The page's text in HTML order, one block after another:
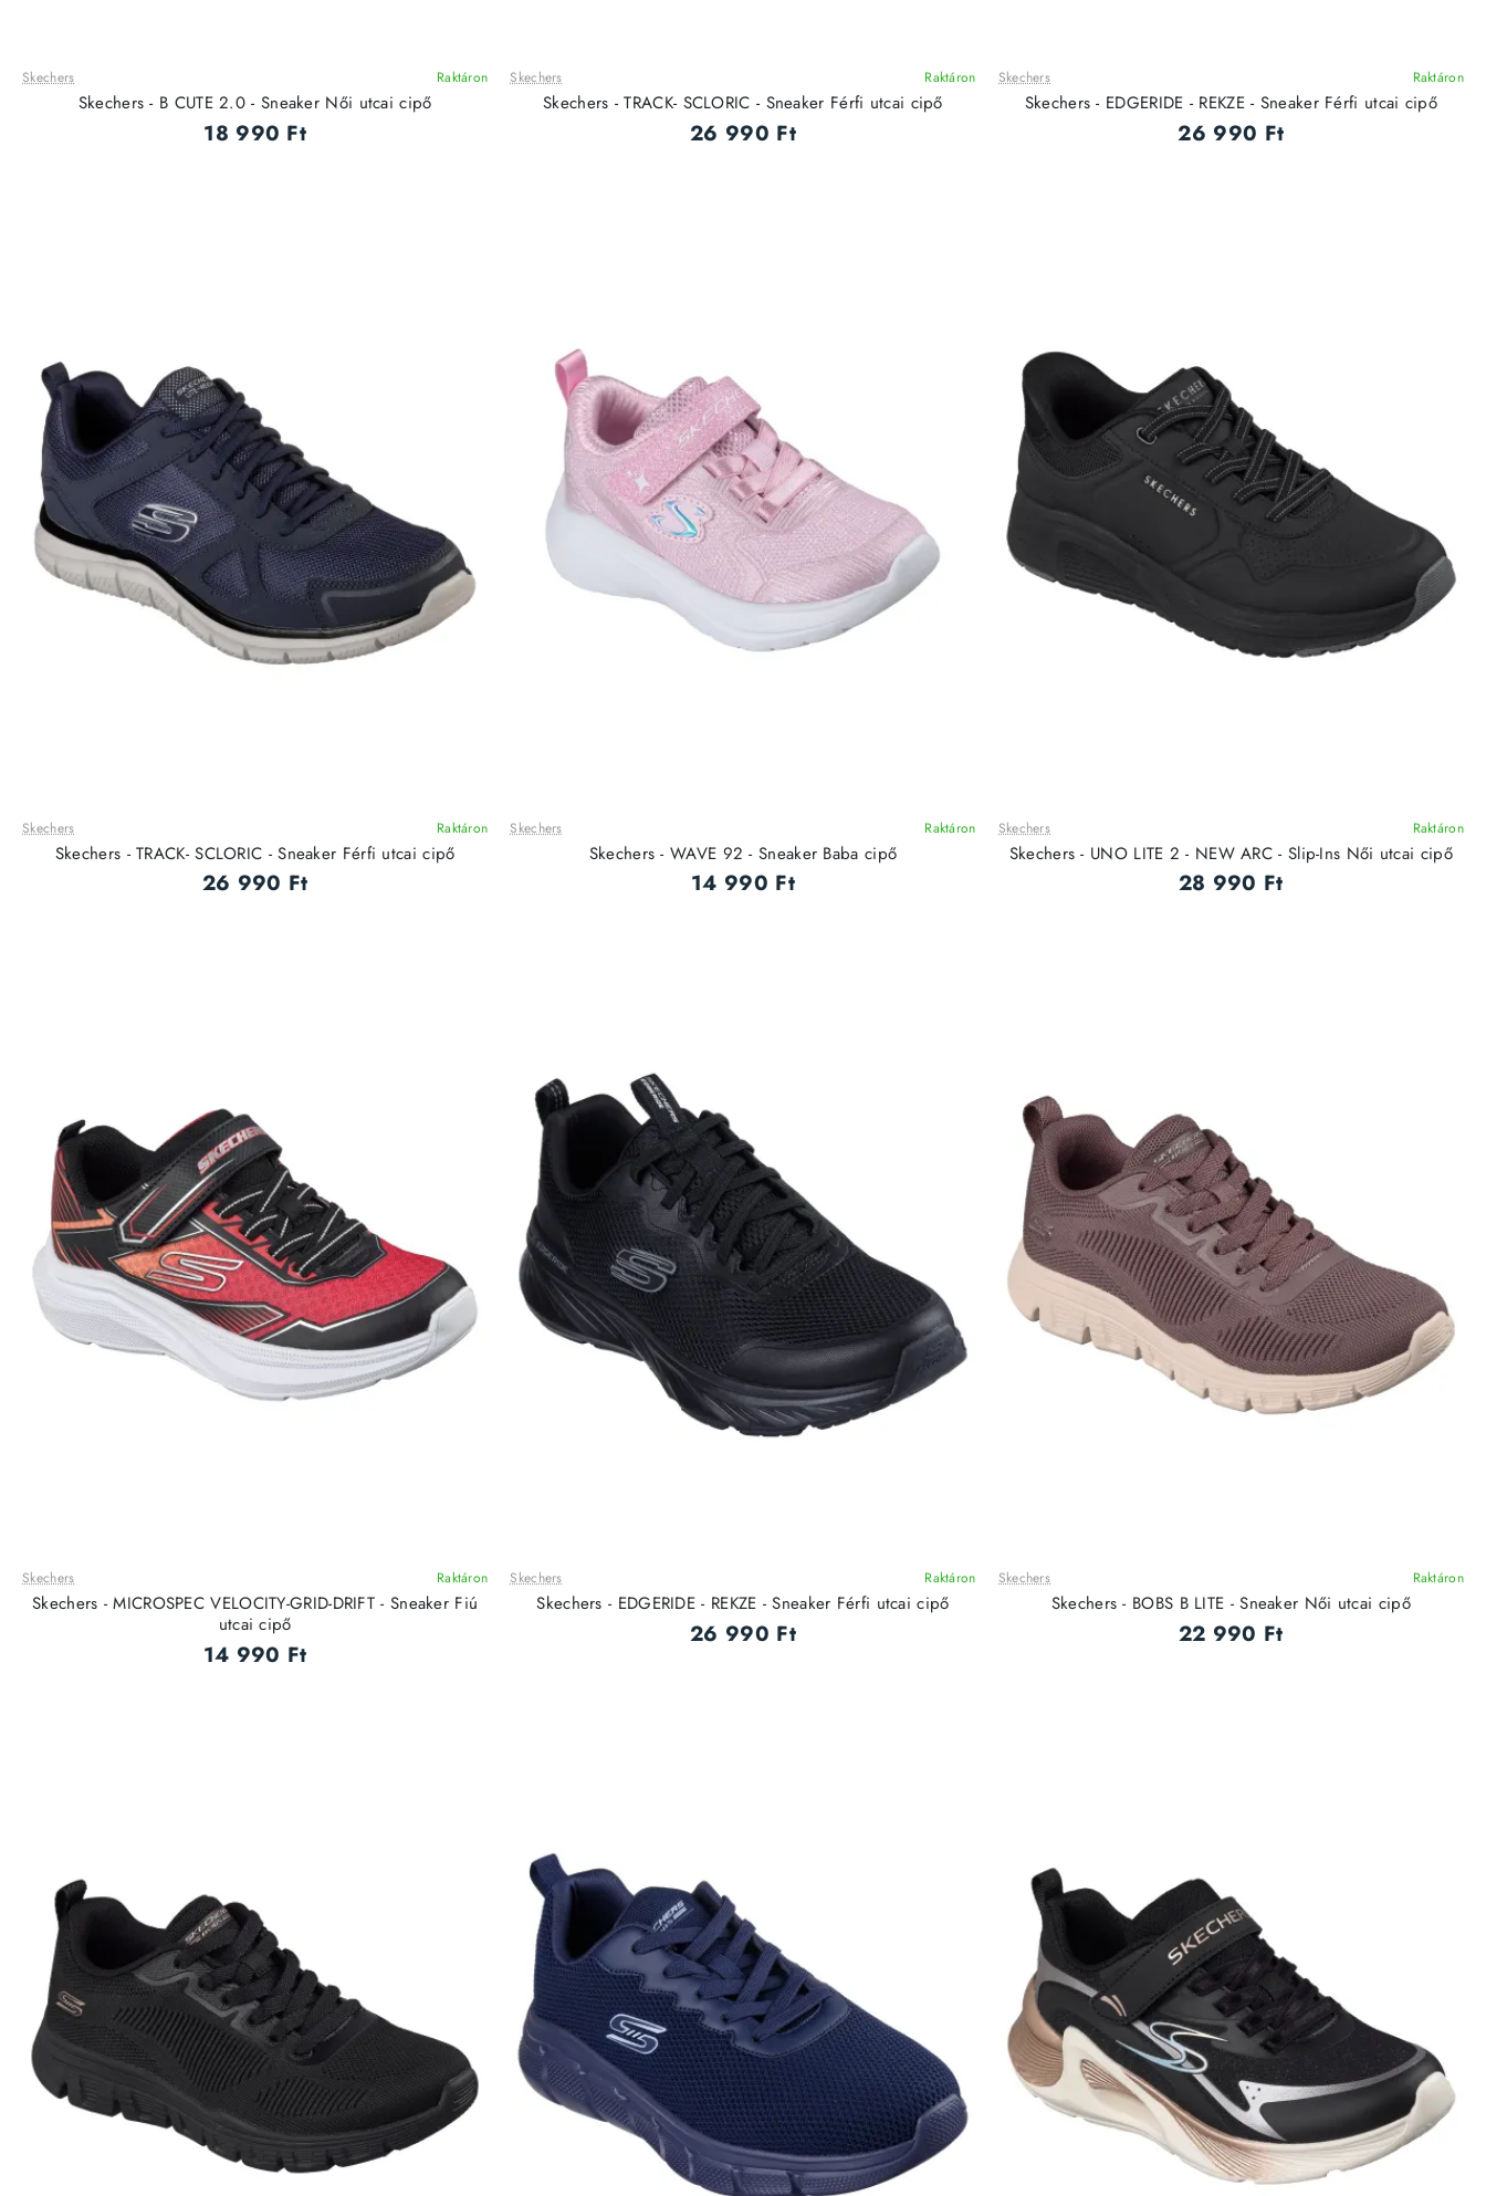
ÚJ
Skechers Raktáron
Skechers - B CUTE 2.0 - Sneaker Női utcai cipő
18 990 Ft
ÚJ
Skechers Raktáron
Skechers - TRACK- SCLORIC - Sneaker Férfi utcai cipő
26 990 Ft
ÚJ
Skechers Raktáron
Skechers - EDGERIDE - REKZE - Sneaker Férfi utcai cipő
26 990 Ft
ÚJ
Skechers Raktáron
Skechers - TRACK- SCLORIC - Sneaker Férfi utcai cipő
26 990 Ft
ÚJ
Skechers Raktáron
Skechers - WAVE 92 - Sneaker Baba cipő
14 990 Ft
ÚJ
Skechers Raktáron
Skechers - UNO LITE 2 - NEW ARC - Slip-Ins Női utcai cipő
28 990 Ft
ÚJ
Skechers Raktáron
Skechers - MICROSPEC VELOCITY-GRID-DRIFT - Sneaker Fiú
utcai cipő
14 990 Ft
ÚJ
Skechers Raktáron
Skechers - EDGERIDE - REKZE - Sneaker Férfi utcai cipő
26 990 Ft
ÚJ
Skechers Raktáron
Skechers - BOBS B LITE - Sneaker Női utcai cipő
22 990 Ft